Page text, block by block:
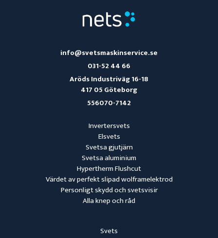
Svets
Invertersvets
Elsvets
Svetsa gjutjärn
Svetsa aluminium
Hypertherm Flushcut
Värdet av perfekt slipad wolframelektrod
Personligt skydd och svetsvisir
Alla knep och råd
info@svetsmaskinservice.se
031-52 44 66
Aröds Industriväg 16-18
417 05 Göteborg
556070-7142